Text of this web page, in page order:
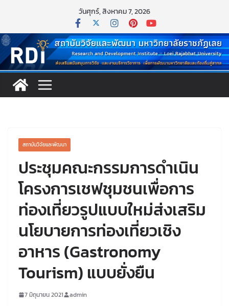
วันศุกร์, สิงหาคม 7, 2026
สถาบันวิจัยและพัฒนา
ประชุมคณะกรรมการดำเนิน
โครงการเชฟชุมชนเพื่อการ
ท่องเที่ยวรูปแบบใหม่ส่งเสริม
นโยบายการท่องเที่ยวเชิง
อาหาร (Gastronomy
Tourism) แบบยั่งยืน
7 มิถุนายน 2021 admin